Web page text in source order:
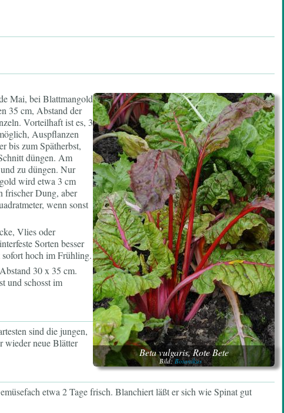
Beta vulgaris, Rote Bete
Bild:Botanikus
Mai, bei Blattmangold
35 cm, Abstand der
Vorteilhaft ist es, 3
Auspflanzen
bis zum Spätherbst,
düngen. Am
zu düngen. Nur
wird etwa 3 cm
frischer Dung, aber
wenn sonst
Vlies oder
Sorten besser
sofort hoch im Frühling.
30 x 35 cm.
und schosst im
sind die jungen,
wieder neue Blätter
etwa 2 Tage frisch. Blanchiert läßt er sich wie Spinat gut